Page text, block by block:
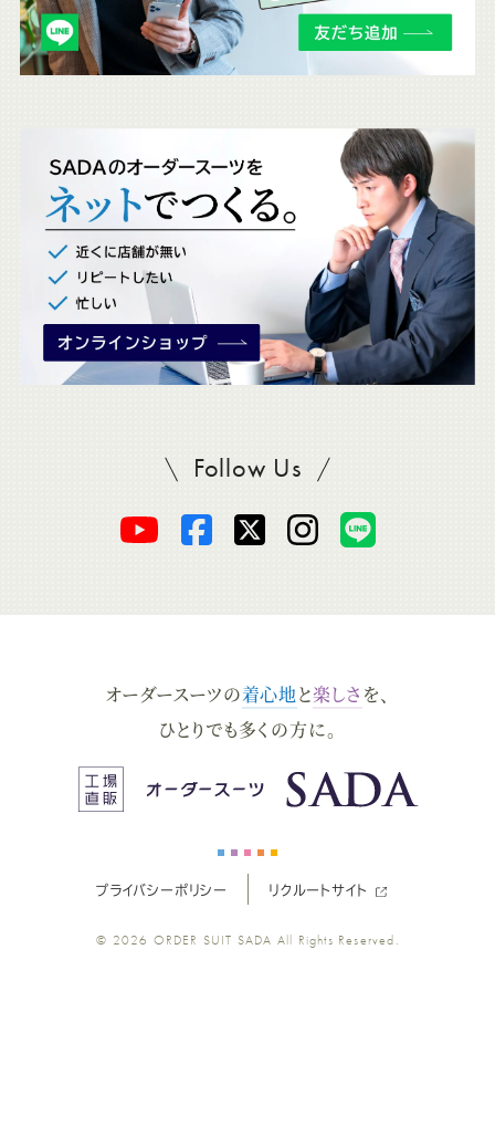
チ
ェ
Follow UsSADAをフォロー
オ
ー
ス
ツ
オ
ー
ス
ー
オ
ー
ス
ー
ツ
オ
ー
ス
ツ
ス
ツ
オーダースーツの着心地と楽しさ を、
ひとりでも多くの方に。
プライバシーポリシー リクルートサイト
© 2026 ORDER SUIT SADA All Rights Reserved.